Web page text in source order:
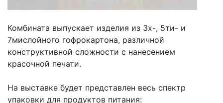
Комбината выпускает изделия из 3х-, 5ти- и
7мислойного гофрокартона, различной
конструктивной сложности с нанесением
красочной печати.
На выставке будет представлен весь спектр
упаковки для продуктов питания: